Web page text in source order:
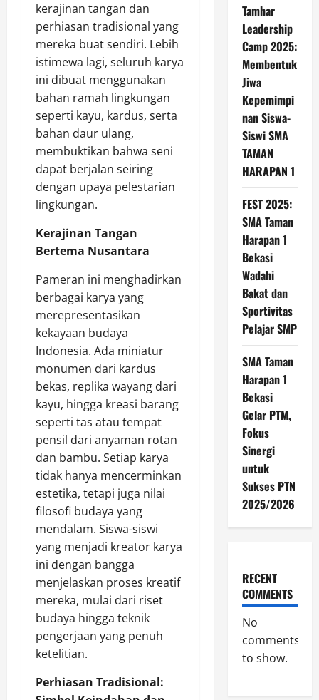
kerajinan tangan dan
perhiasan tradisional yang
mereka buat sendiri. Lebih
istimewa lagi, seluruh karya
ini dibuat menggunakan
bahan ramah lingkungan
seperti kayu, kardus, serta
bahan daur ulang,
membuktikan bahwa seni
dapat berjalan seiring
dengan upaya pelestarian
lingkungan.
Kerajinan Tangan
Bertema Nusantara
Pameran ini menghadirkan
berbagai karya yang
merepresentasikan
kekayaan budaya
Indonesia. Ada miniatur
monumen dari kardus
bekas, replika wayang dari
kayu, hingga kreasi barang
seperti tas atau tempat
pensil dari anyaman rotan
dan bambu. Setiap karya
tidak hanya mencerminkan
estetika, tetapi juga nilai
filosofi budaya yang
mendalam. Siswa-siswi
yang menjadi kreator karya
ini dengan bangga
menjelaskan proses kreatif
mereka, mulai dari riset
budaya hingga teknik
pengerjaan yang penuh
ketelitian.
Perhiasan Tradisional:
Tamhar
Leadership
Camp 2025:
Membentuk
Jiwa
Kepemimpi
nan Siswa-
Siswi SMA
TAMAN
HARAPAN 1
FEST 2025:
SMA Taman
Harapan 1
Bekasi
Wadahi
Bakat dan
Sportivitas
Pelajar SMP
SMA Taman
Harapan 1
Bekasi
Gelar PTM,
Fokus
Sinergi
untuk
Sukses PTN
2025/2026
RECENT
COMMENTS
No
comments
to show.